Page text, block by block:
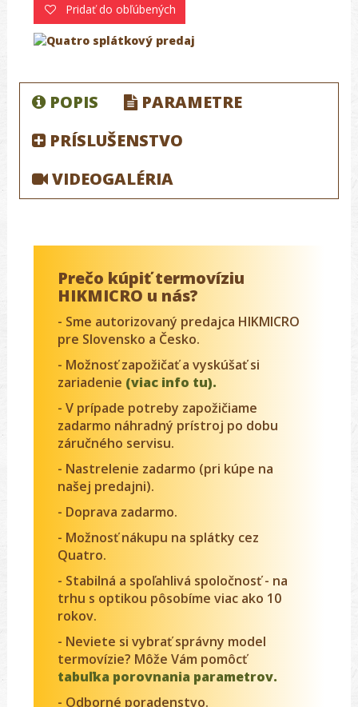
Pridať do obľúbených
POPIS
PARAMETRE
PRÍSLUŠENSTVO
VIDEOGALÉRIA
Prečo kúpiť termovíziu
HIKMICRO u nás?
- Sme autorizovaný predajca HIKMICRO
pre Slovensko a Česko.
- Možnosť zapožičať a vyskúšať si
zariadenie (viac info tu).
- V prípade potreby zapožičiame
zadarmo náhradný prístroj po dobu
záručného servisu.
- Nastrelenie zadarmo (pri kúpe na
našej predajni).
- Doprava zadarmo.
- Možnosť nákupu na splátky cez
Quatro.
- Stabilná a spoľahlivá spoločnosť - na
trhu s optikou pôsobíme viac ako 10
rokov.
- Neviete si vybrať správny model
termovízie? Môže Vám pomôcť
tabuľka porovnania parametrov.
- Odborné poradenstvo.